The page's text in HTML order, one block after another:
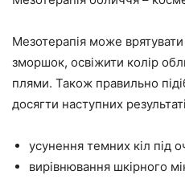
Мезотерапія може врятувати
зморшок, освіжити колір
плями. Також правильно
досягти наступних
усунення темних кіл під
вирівнювання шкірного